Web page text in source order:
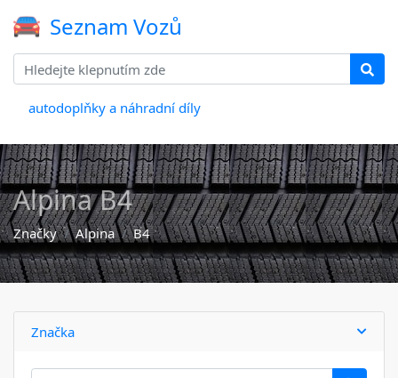
Seznam Vozů
autodoplňky a náhradní díly
Alpina B4
Značky Alpina B4
Značka